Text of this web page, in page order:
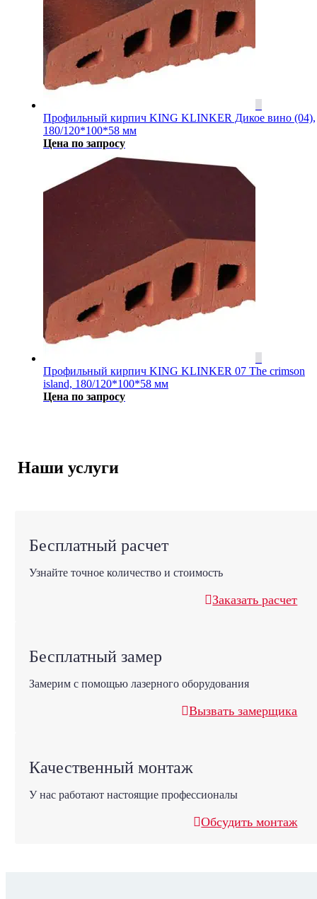
Профильный кирпич KING KLINKER Дикое вино (04),
180/120*100*58 мм
Цена по запросу
Профильный кирпич KING KLINKER 07 The crimson
island, 180/120*100*58 мм
Цена по запросу
Наши услуги
Бесплатный расчет
Узнайте точное количество и стоимость
Заказать расчет
Бесплатный замер
Замерим с помощью лазерного оборудования
Вызвать замерщика
Качественный монтаж
У нас работают настоящие профессионалы
Обсудить монтаж